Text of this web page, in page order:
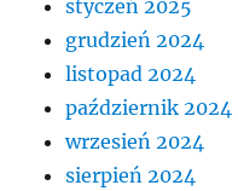
styczeń 2025
grudzień 2024
listopad 2024
październik 2024
wrzesień 2024
sierpień 2024